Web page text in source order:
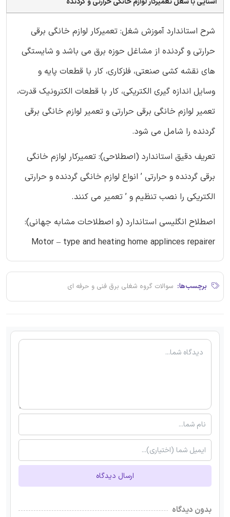
شرح استاندارد آموزش شغل: تعمیرکار لوازم خانگی برقی
حرارتی و گردنده از مشاغل حوزه برق می باشد و شایستگی
های نقشه کشی صنعتی، فلزکاری، کار با قطعات پایه و
وسایل اندازه گیری الکتریکی، کار با قطعات الکترونیک قدرت،
تعمیر لوازم خانگی برقی حرارتی و تعمیر لوازم خانگی برقی
گردنده را شامل می شود.
تعریف دقیق استاندارد (اصطلاحی): تعمیرکار لوازم خانگی
برقی گردنده و حرارتی ’ انواع لوازم خانگی گردنده و حرارتی
الکتریکی را نصب تنظیم و ’ تعمیر می کنند.
اصطلاح انگلیسی استاندارد (و اصطلاحات مشابه جهانی):
Motor – type and heating home applinces repairer
برچسب‌ها: سوالات گروه شغلی برق فنی و حرفه ای
ارسال دیدگاه
بدون دیدگاه